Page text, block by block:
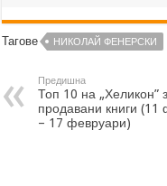
Тагове НИКОЛАЙ ФЕНЕРСКИ
Предишна
Топ 10 на „Хеликон”
продавани книги (11
– 17 февруари)